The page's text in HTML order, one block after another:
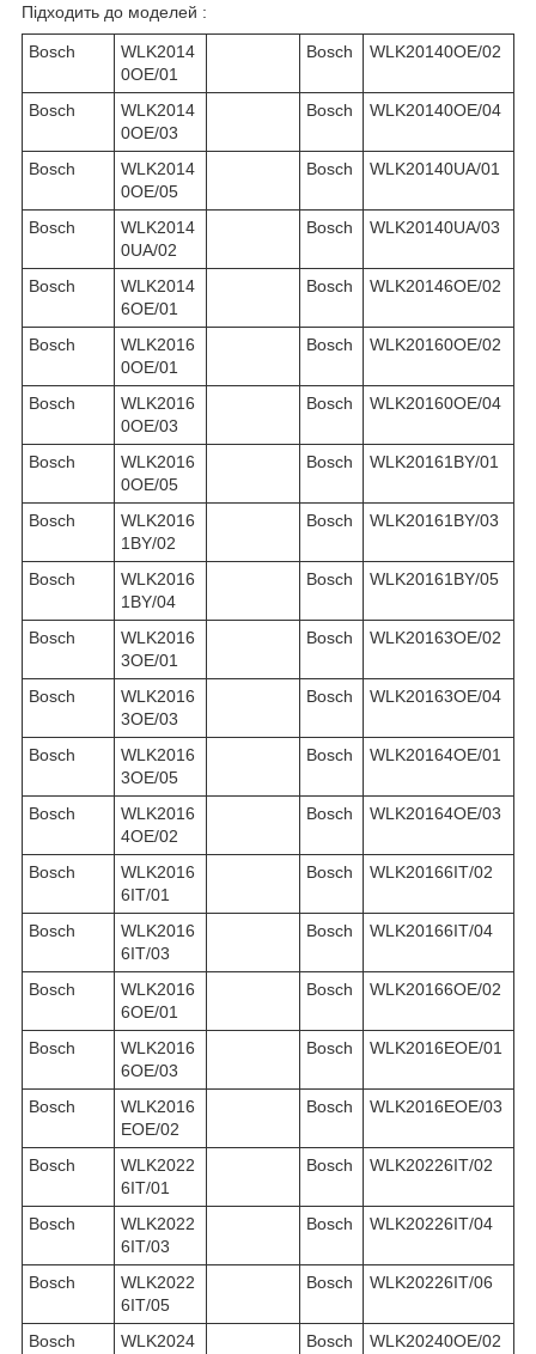
Підходить до моделей :
Bosch
WLK2014
0OE/01
Bosch WLK20140OE/02
Bosch
WLK2014
0OE/03
Bosch WLK20140OE/04
Bosch
WLK2014
0OE/05
Bosch WLK20140UA/01
Bosch
WLK2014
0UA/02
Bosch WLK20140UA/03
Bosch
WLK2014
6OE/01
Bosch WLK20146OE/02
Bosch
WLK2016
0OE/01
Bosch WLK20160OE/02
Bosch
WLK2016
0OE/03
Bosch WLK20160OE/04
Bosch
WLK2016
0OE/05
Bosch WLK20161BY/01
Bosch
WLK2016
1BY/02
Bosch WLK20161BY/03
Bosch
WLK2016
1BY/04
Bosch WLK20161BY/05
Bosch
WLK2016
3OE/01
Bosch WLK20163OE/02
Bosch
WLK2016
3OE/03
Bosch WLK20163OE/04
Bosch
WLK2016
3OE/05
Bosch WLK20164OE/01
Bosch
WLK2016
4OE/02
Bosch WLK20164OE/03
Bosch
WLK2016
6IT/01
Bosch WLK20166IT/02
Bosch
WLK2016
6IT/03
Bosch WLK20166IT/04
Bosch
WLK2016
6OE/01
Bosch WLK20166OE/02
Bosch
WLK2016
6OE/03
Bosch WLK2016EOE/01
Bosch
WLK2016
EOE/02
Bosch WLK2016EOE/03
Bosch
WLK2022
6IT/01
Bosch WLK20226IT/02
Bosch
WLK2022
6IT/03
Bosch WLK20226IT/04
Bosch
WLK2022
6IT/05
Bosch WLK20226IT/06
Bosch
WLK2024
Bosch WLK20240OE/02